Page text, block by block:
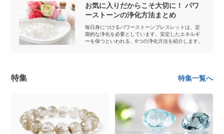
お気に入りだからこそ大切に！ パワ
ーストーンの浄化方法まとめ
毎日身につけるパワーストーンブレスレットは、定
期的な浄化を必要としています。安定したエネルギ
ーを保つといわれる、6つの浄化方法を紹介します。
特集 特集一覧へ